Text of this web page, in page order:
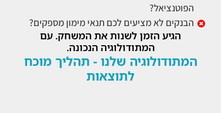
הפוטנציאל?
הבנקים לא מציעים לכם תנאי מימון מספקים?
הגיע הזמן לשנות את המשחק. עם
המתודולוגיה הנכונה.
המתודולוגיה שלנו - תהליך מוכח
לתוצאות